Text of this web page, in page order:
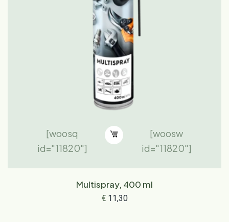
[woosq
id="11820"]
[woosw
id="11820"]
Multispray, 400 ml
€11,30